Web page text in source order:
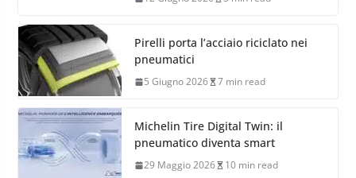
Pirelli porta l’acciaio riciclato nei
pneumatici
5 Giugno 2026 7 min read
Michelin Tire Digital Twin: il
pneumatico diventa smart
29 Maggio 2026 10 min read